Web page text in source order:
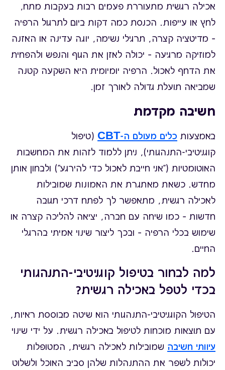
אכילה רגשית מתעוררת פעמים רבות בעקבות מתח,
לחץ או עייפות. הכנסת כמה דקות ביום לתרגול הרפיה
– מדיטציה קצרה, תרגילי נשימה, יוגה עדינה או האזנה
למוזיקה מרגיעה – יכולה לאזן את הגוף והנפש ולהפחית
את הדחף לאכול. הרפיה יומיומית היא השקעה קטנה
שמביאה תועלת גדולה לאורך זמן.
חשיבה מקדמת
באמצעות כלים מעולם ה-CBT
(טיפול
קוגניטיבי-התנהגותי), ניתן ללמוד לזהות את המחשבות
האוטומטיות ("אני חייבת לאכול כדי להירגע") ולבחון אותן
מחדש. כשאת מאתגרת את האמונות שמובילות
לאכילה רגשית, מתאפשר לך לפתח דרכי תגובה
חדשות – כמו שיחה עם חברה, יציאה להליכה קצרה או
שימוש בכלי הרפיה – ובכך ליצור שינוי אמיתי בהרגלי
החיים.
למה לבחור בטיפול קוגניטיבי-התנהגותי
בכדי לטפל באכילה רגשית?
הטיפול הקוגניטיבי-התנהגותי הוא שיטה מבוססת ראיות,
עם תוצאות מוכחות לטיפול באכילה רגשית. על ידי שינוי
עיוותי חשיבה שמובילות לאכילה רגשית, המטופלות
יכולות לשפר את ההתנהלות שלהן סביב האוכל ולשלוט